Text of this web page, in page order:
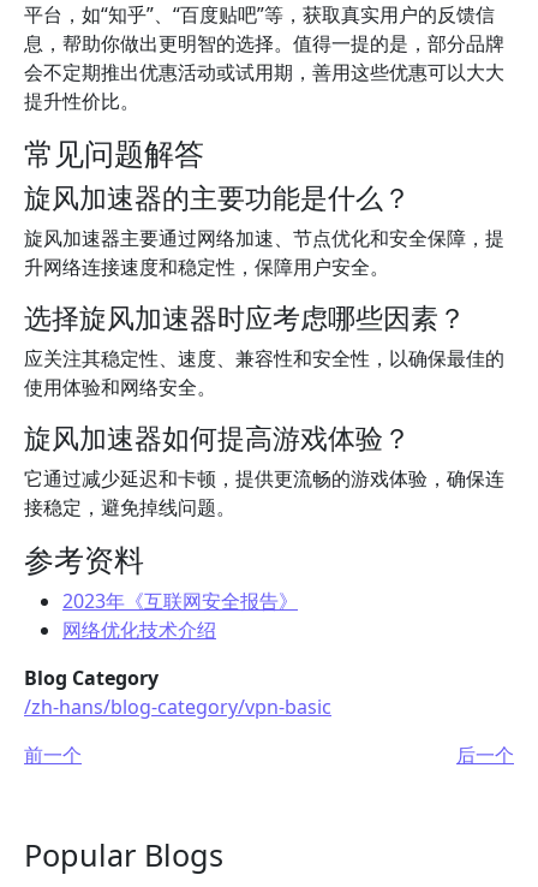
平台，如“知乎”、“百度贴吧”等，获取真实用户的反馈信
息，帮助你做出更明智的选择。值得一提的是，部分品牌
会不定期推出优惠活动或试用期，善用这些优惠可以大大
提升性价比。
常见问题解答
旋风加速器的主要功能是什么？
旋风加速器主要通过网络加速、节点优化和安全保障，提
升网络连接速度和稳定性，保障用户安全。
选择旋风加速器时应考虑哪些因素？
应关注其稳定性、速度、兼容性和安全性，以确保最佳的
使用体验和网络安全。
旋风加速器如何提高游戏体验？
它通过减少延迟和卡顿，提供更流畅的游戏体验，确保连
接稳定，避免掉线问题。
参考资料
2023年《互联网安全报告》
网络优化技术介绍
Blog Category
/zh-hans/blog-category/vpn-basic
前一个
后一个
Popular Blogs